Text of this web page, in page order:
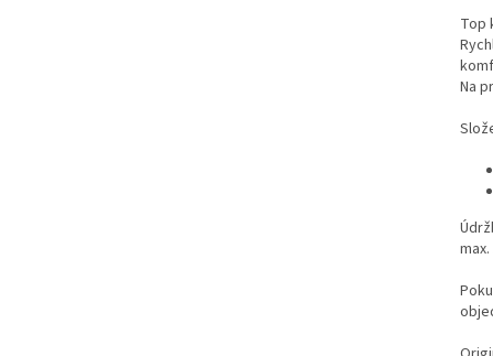
Top
Na